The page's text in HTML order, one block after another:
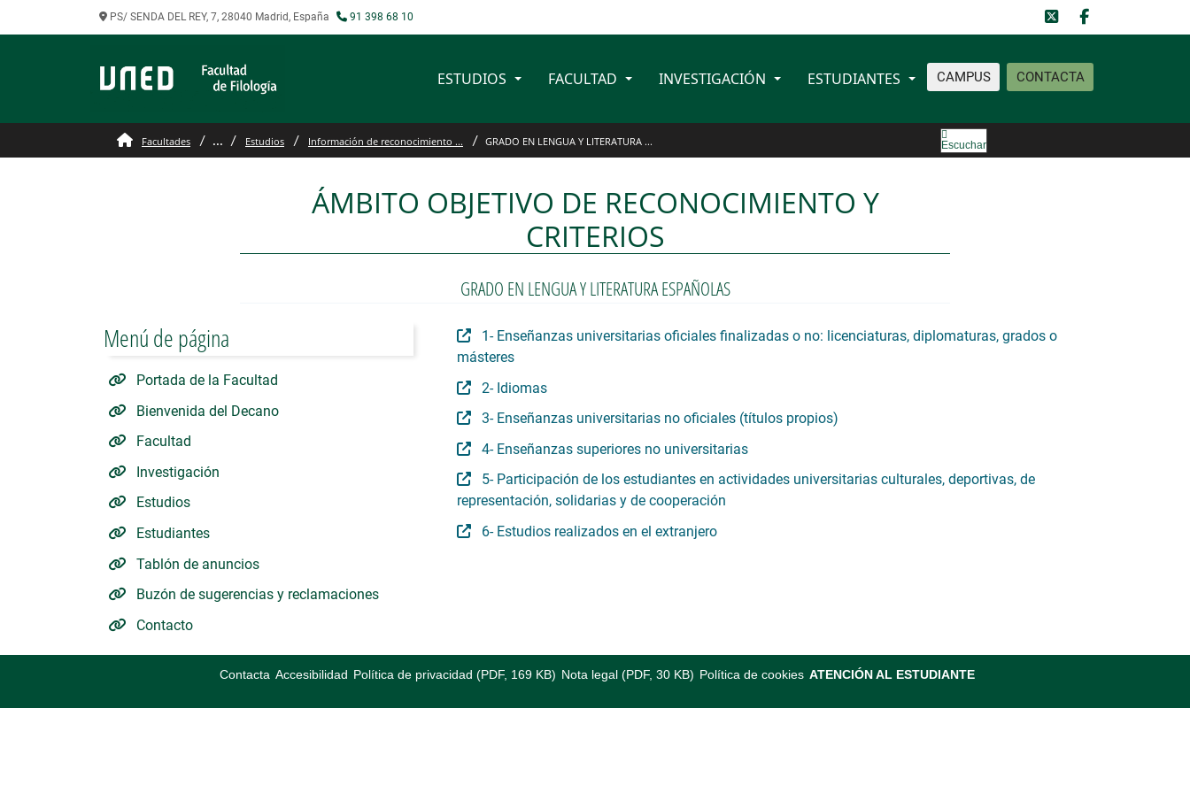
PS/ SENDA DEL REY, 7, 28040 Madrid, España 91 398 68 10
CAMPUS CONTACTA
ESTUDIOS FACULTAD INVESTIGACIÓN ESTUDIANTES
GRADO EN LENGUA Y LITERATURA ESPAÑOLAS - Filología
Facultades ... Estudios Información de reconocimiento ... GRADO EN LENGUA Y LITERATURA ... Escuchar
ÁMBITO OBJETIVO DE RECONOCIMIENTO Y
CRITERIOS
GRADO EN LENGUA Y LITERATURA ESPAÑOLAS
Menú de página
Portada de la Facultad
Bienvenida del Decano
Facultad
Investigación
Estudios
Estudiantes
Tablón de anuncios
Buzón de sugerencias y reclamaciones
Contacto
1- Enseñanzas universitarias oficiales finalizadas o no: licenciaturas, diplomaturas, grados o
másteres
2- Idiomas
3- Enseñanzas universitarias no oficiales (títulos propios)
4- Enseñanzas superiores no universitarias
5- Participación de los estudiantes en actividades universitarias culturales, deportivas, de
representación, solidarias y de cooperación
6- Estudios realizados en el extranjero
Contacta Accesibilidad Política de privacidad (PDF, 169 KB) Nota legal (PDF, 30 KB) Política de cookies ATENCIÓN AL ESTUDIANTE